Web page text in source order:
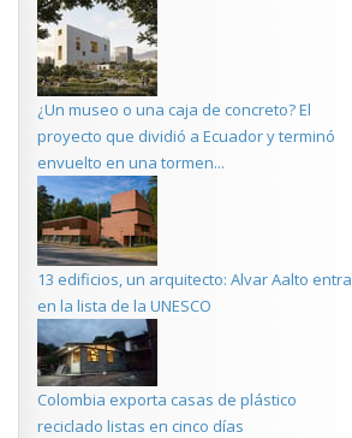
¿Un museo o una caja de concreto? El
proyecto que dividió a Ecuador y terminó
envuelto en una tormen...
13 edificios, un arquitecto: Alvar Aalto entra
en la lista de la UNESCO
Colombia exporta casas de plástico
reciclado listas en cinco días